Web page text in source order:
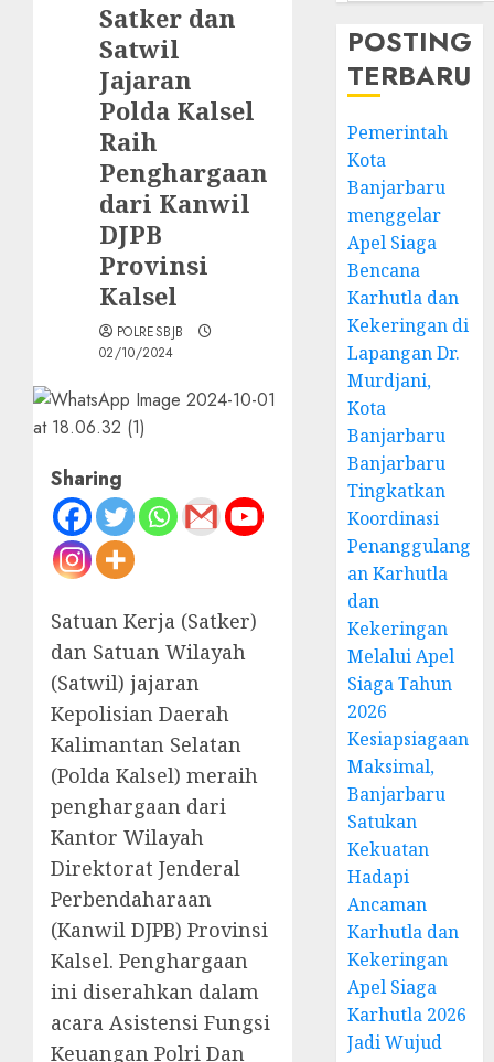
Satker dan
Satwil
Jajaran
Polda Kalsel
Raih
Penghargaan
dari Kanwil
DJPB
Provinsi
Kalsel
POLRESBJB
02/10/2024
Sharing
Satuan Kerja (Satker)
dan Satuan Wilayah
(Satwil) jajaran
Kepolisian Daerah
Kalimantan Selatan
(Polda Kalsel) meraih
penghargaan dari
Kantor Wilayah
Direktorat Jenderal
Perbendaharaan
(Kanwil DJPB) Provinsi
Kalsel. Penghargaan
ini diserahkan dalam
acara Asistensi Fungsi
Keuangan Polri Dan
POSTING
TERBARU
Pemerintah
Kota
Banjarbaru
menggelar
Apel Siaga
Bencana
Karhutla dan
Kekeringan di
Lapangan Dr.
Murdjani,
Kota
Banjarbaru
Banjarbaru
Tingkatkan
Koordinasi
Penanggulang
an Karhutla
dan
Kekeringan
Melalui Apel
Siaga Tahun
2026
Kesiapsiagaan
Maksimal,
Banjarbaru
Satukan
Kekuatan
Hadapi
Ancaman
Karhutla dan
Kekeringan
Apel Siaga
Karhutla 2026
Jadi Wujud